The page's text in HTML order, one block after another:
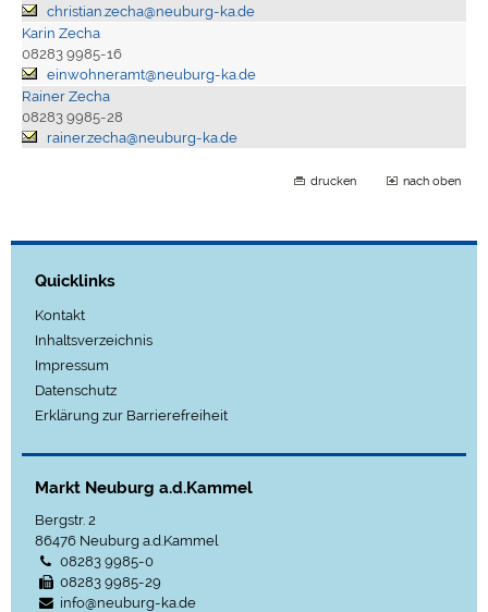
christian.zecha@neuburg-ka.de
Karin Zecha
08283 9985-16
einwohneramt@neuburg-ka.de
Rainer Zecha
08283 9985-28
rainer.zecha@neuburg-ka.de
drucken nach oben
Quicklinks
Kontakt
Inhaltsverzeichnis
Impressum
Datenschutz
Erklärung zur Barrierefreiheit
Markt Neuburg a.d.Kammel
Bergstr. 2
86476 Neuburg a.d.Kammel
08283 9985-0
08283 9985-29
info@neuburg-ka.de